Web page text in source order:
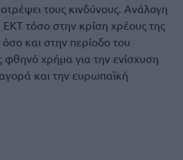
τους κινδύνους. Ανάλογη
τόσο στην κρίση χρέους της
και στην περίοδο του
χρήμα για την ενίσχυση
και την ευρωπαϊκή